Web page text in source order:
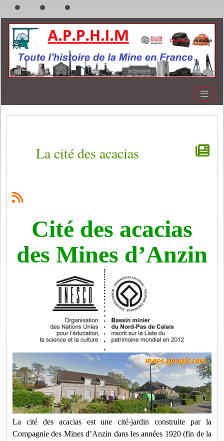
La cité des acacias
Cité des acacias
des Mines d’Anzin
La cité des acacias est une cité-jardin construite par la
Compagnie des Mines d’Anzin dans les années 1920 (fin de la